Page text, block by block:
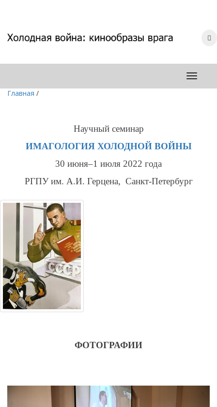
Главная /
Научный семинар
ИМАГОЛОГИЯ ХОЛОДНОЙ ВОЙНЫ
30 июня–1 июля 2022 года
РГПУ им. А.И. Герцена, Санкт-Петербург
ФОТОГРАФИИ